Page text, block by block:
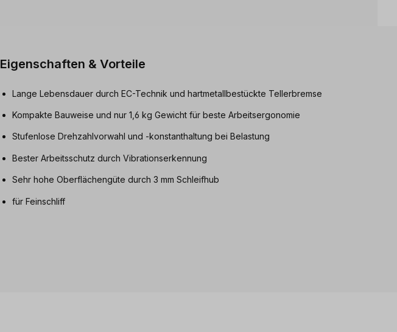
Eigenschaften & Vorteile
Lange Lebensdauer durch EC-Technik und hartmetallbestückte Tellerbremse
Kompakte Bauweise und nur 1,6 kg Gewicht für beste Arbeitsergonomie
Stufenlose Drehzahlvorwahl und -konstanthaltung bei Belastung
Bester Arbeitsschutz durch Vibrationserkennung
Sehr hohe Oberflächengüte durch 3 mm Schleifhub
für Feinschliff